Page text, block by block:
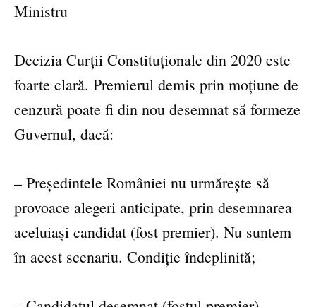
Ministru
Decizia Curții Constituționale din 2020 este
foarte clară. Premierul demis prin moțiune de
cenzură poate fi din nou desemnat să formeze
Guvernul, dacă:
– Președintele României nu urmărește să
provoace alegeri anticipate, prin desemnarea
aceluiași candidat (fost premier). Nu suntem
în acest scenariu. Condiție îndeplinită;